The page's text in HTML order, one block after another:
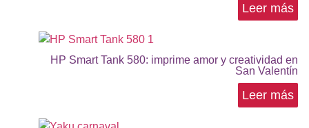
Leer más
HP Smart Tank 580: imprime amor y creatividad en
San Valentín
Leer más